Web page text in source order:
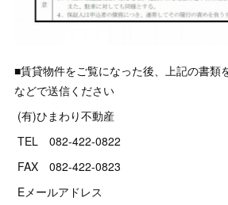
■賃貸物件をご覧になった後、上記の書類
などで送信ください
(有)ひまわり不動産
TEL 082-422-0822
FAX 082-422-0823
Eメールアドレス